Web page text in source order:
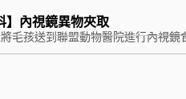
】內視鏡異物夾取
毛孩送到聯盟動物醫院進行內視